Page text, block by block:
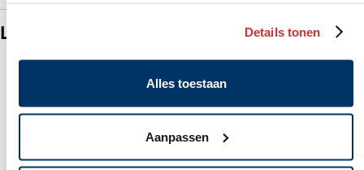
Details tonen
Alles toestaan
Aanpassen
Locaties